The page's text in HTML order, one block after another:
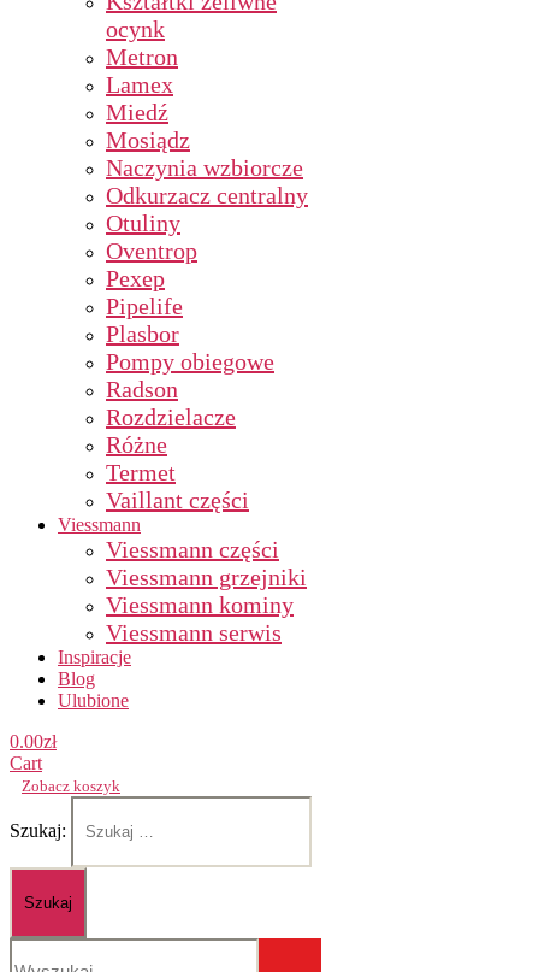
ocynk
Metron
Lamex
Miedź
Mosiądz
Naczynia wzbiorcze
Odkurzacz centralny
Otuliny
Oventrop
Pexep
Pipelife
Plasbor
Pompy obiegowe
Radson
Rozdzielacze
Różne
Termet
Vaillant części
Viessmann
Viessmann części
Viessmann grzejniki
Viessmann kominy
Viessmann serwis
Inspiracje
Blog
Ulubione
0.00zł
Cart
Zobacz koszyk
Szukaj: